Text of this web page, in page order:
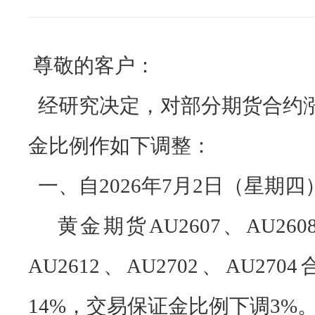
尊敬的客户：
经研究决定，对部分期货合约
金比例作如下调整 ：
一、自2026年7月 2 日（星期四
黄金期货AU2607、
AU2612、AU2702、
14%，交易保证金比例下调3%